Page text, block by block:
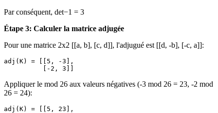
Par conséquent, det−1 = 3
Étape 3: Calculer la matrice adjugée
Pour une matrice 2x2 [[a, b], [c, d]], l'adjugué est [[d, -b], [-c, a]]:
adj(K) = [[5, -3],
Appliquer le mod 26 aux valeurs négatives (-3 mod 26 = 23, -2 mod
26 = 24):
adj(K) = [[5, 23],